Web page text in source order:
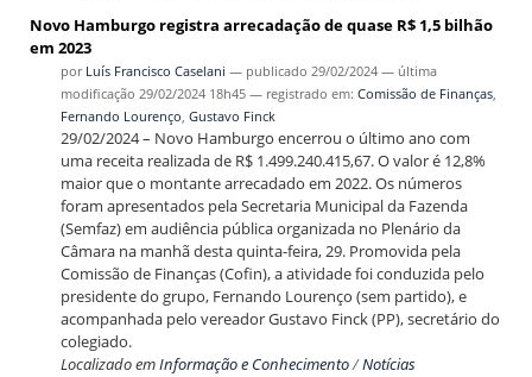
Novo Hamburgo registra arrecadação de quase R$ 1,5 bilhão
em 2023
por Luís Francisco Caselani — publicado 29/02/2024 — última
modificação 29/02/2024 18h45 — registrado em: Comissão de Finanças,
Fernando Lourenço, Gustavo Finck
29/02/2024 – Novo Hamburgo encerrou o último ano com
uma receita realizada de R$ 1.499.240.415,67. O valor é 12,8%
maior que o montante arrecadado em 2022. Os números
foram apresentados pela Secretaria Municipal da Fazenda
(Semfaz) em audiência pública organizada no Plenário da
Câmara na manhã desta quinta-feira, 29. Promovida pela
Comissão de Finanças (Cofin), a atividade foi conduzida pelo
presidente do grupo, Fernando Lourenço (sem partido), e
acompanhada pelo vereador Gustavo Finck (PP), secretário do
colegiado.
Localizado emInformação e Conhecimento/Notícias